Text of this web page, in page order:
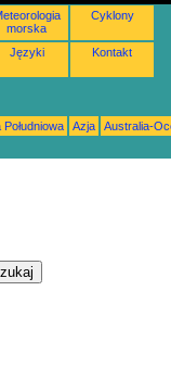
morska
Cyklony
Języki Kontakt
Azja
Australia-